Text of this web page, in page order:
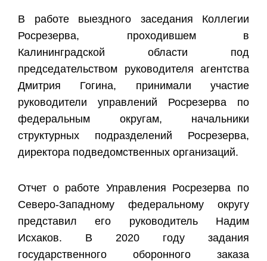
В работе выездного заседания Коллегии
Росрезерва, проходившем в
Калининградской области под
председательством руководителя агентства
Дмитрия Гогина, принимали участие
руководители управлений Росрезерва по
федеральным округам, начальники
структурных подразделений Росрезерва,
директора подведомственных организаций.
Отчет о работе Управления Росрезерва по
Северо-Западному федеральному округу
представил его руководитель Надим
Исхаков. В 2020 году задания
государственного оборонного заказа